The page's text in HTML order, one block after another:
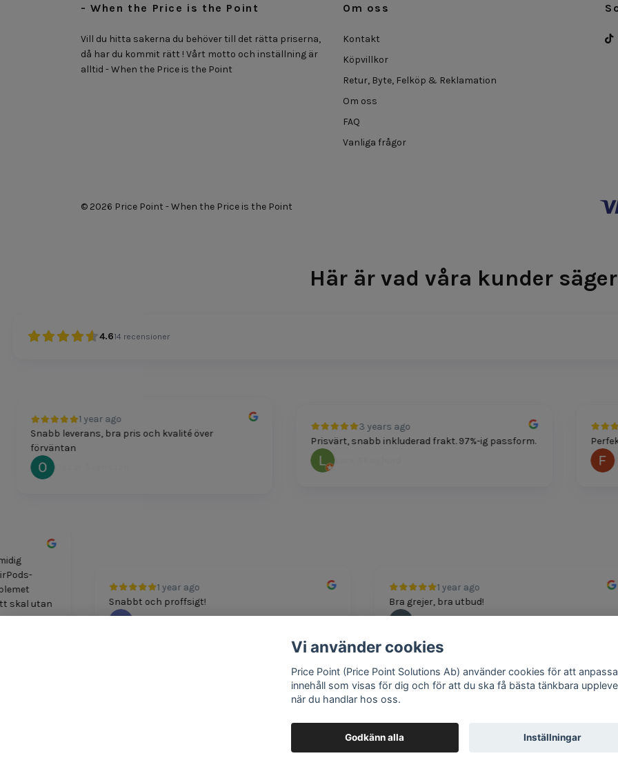
- When the Price is the Point
Vill du hitta sakerna du behöver till det rätta priserna,
då har du kommit rätt ! Vårt motto och inställning är
alltid - When the Price is the Point
Om oss
Kontakt
Köpvillkor
Retur, Byte, Felköp & Reklamation
Om oss
FAQ
Vanliga frågor
© 2026 Price Point - When the Price is the Point
Här är vad våra kunder säger
4.614 recensioner
1 year ago
Snabb leverans, bra pris och kvalité över
förväntan
Oscar Svensson
3 years ago
Prisvärt, snabb inkluderad frakt. 97%-ig passform.
Lars Skoglund
Perfekt
1 year ago
Bra grejer, bra utbud!
1 year ago
Snabbt och proffsigt!
AirPods-
skal utan
Google review widget trustmary
Vi använder cookies
Price Point (Price Point Solutions Ab) använder cookies för att
innehåll som visas för dig och för att du ska få bästa tänkbara
när du handlar hos oss.
Godkänn alla Inställningar